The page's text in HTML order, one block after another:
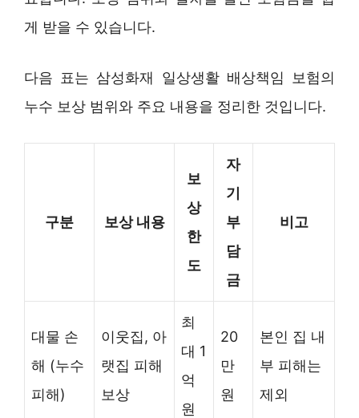
게 받을 수 있습니다.
다음 표는 삼성화재 일상생활 배상책임 보험의
누수 보상 범위와 주요 내용을 정리한 것입니다.
구분 보상 내용
보
상
한
도
자
기
부
담
금
비고
대물 손
해 (누수
피해)
이웃집, 아
랫집 피해
보상
최
대 1
억
원
20
만
원
본인 집 내
부 피해는
제외